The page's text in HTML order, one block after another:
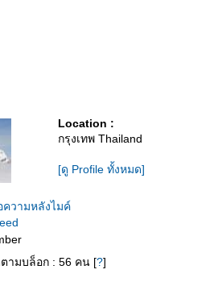
Location :
กรุงเทพ Thailand
[ดู Profile ทั้งหมด]
ความหลังไมค์
ามบล็อก : 56 คน [?]